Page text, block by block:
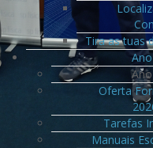
Tira as tuas
Oferta
Tarefas
Manuais